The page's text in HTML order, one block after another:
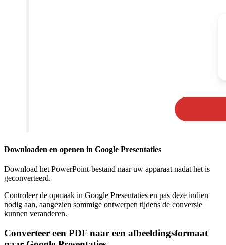
Downloaden en openen in Google Presentaties
Download het PowerPoint-bestand naar uw apparaat nadat het is
geconverteerd.
Controleer de opmaak in Google Presentaties en pas deze indien
nodig aan, aangezien sommige ontwerpen tijdens de conversie
kunnen veranderen.
Converteer een PDF naar een afbeeldingsformaat